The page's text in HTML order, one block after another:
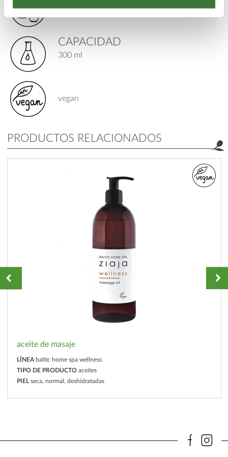
exfoliantes corporales
CAPACIDAD
300 ml
vegan
PRODUCTOS RELACIONADOS
aceite de masaje
LÍNEA baltic home spa wellness
TIPO DE PRODUCTO aceites
PIEL seca, normal, deshidratadas